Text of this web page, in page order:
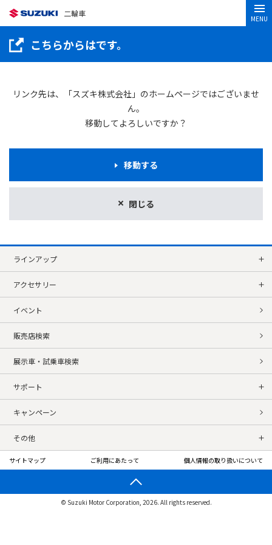
二輪車
MENU
こちらからはです。
リンク先は、「スズキ株式会社」のホームページではございませ
ん。
移動してよろしいですか？
閉じる
移動する
ラインアップ
アクセサリー
イベント
販売店検索
展示車・試乗車検索
サポート
キャンペーン
その他
サイトマップ ご利用にあたって 個人情報の取り扱いについて
© Suzuki Motor Corporation, 2026. All rights reserved.